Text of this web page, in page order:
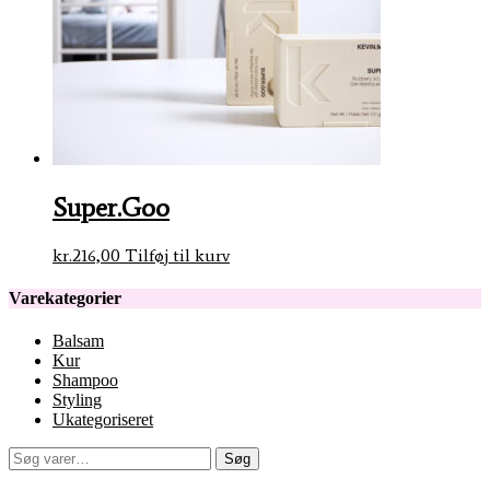
Super.Goo
kr.216,00 Tilføj til kurv
Varekategorier
Balsam
Kur
Shampoo
Styling
Ukategoriseret
Søg
efter:
Søg